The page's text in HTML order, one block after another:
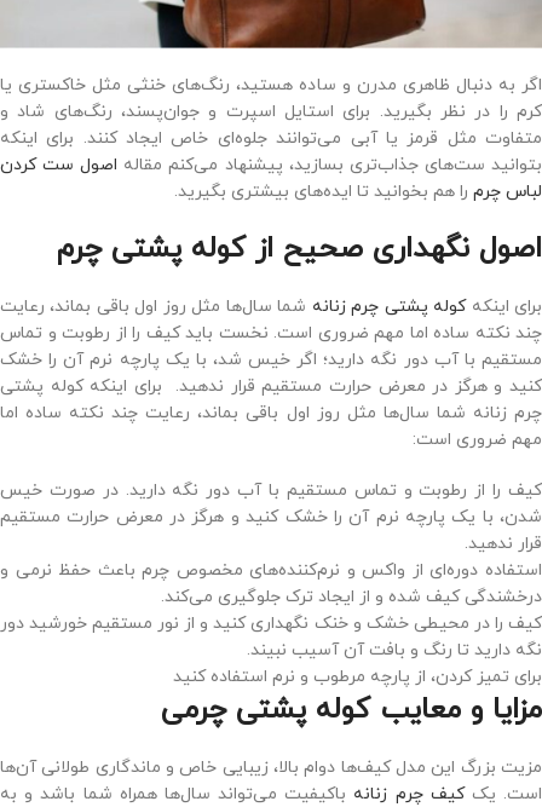
اگر به دنبال ظاهری مدرن و ساده هستید، رنگ‌های خنثی مثل خاکستری یا
کرم را در نظر بگیرید. برای استایل اسپرت و جوان‌پسند، رنگ‌های شاد و
متفاوت مثل قرمز یا آبی می‌توانند جلوه‌ای خاص ایجاد کنند. برای اینکه
بتوانید ست‌های جذاب‌تری بسازید، پیشنهاد می‌کنم مقاله اصول ست کردن
لباس چرم را هم بخوانید تا ایده‌های بیشتری بگیرید.
اصول نگهداری صحیح از کوله پشتی چرم
برای اینکهکوله پشتی چرم زنانه شما سال‌ها مثل روز اول باقی بماند، رعایت
چند نکته ساده اما مهم ضروری است. نخست باید کیف را از رطوبت و تماس
مستقیم با آب دور نگه دارید؛ اگر خیس شد، با یک پارچه نرم آن را خشک
کنید و هرگز در معرض حرارت مستقیم قرار ندهید. برای اینکه کوله پشتی
چرم زنانه شما سال‌ها مثل روز اول باقی بماند، رعایت چند نکته ساده اما
مهم ضروری است:
کیف را از رطوبت و تماس مستقیم با آب دور نگه دارید. در صورت خیس
شدن، با یک پارچه نرم آن را خشک کنید و هرگز در معرض حرارت مستقیم
قرار ندهید.
استفاده دوره‌ای از واکس و نرم‌کننده‌های مخصوص چرم باعث حفظ نرمی و
درخشندگی کیف شده و از ایجاد ترک جلوگیری می‌کند.
کیف را در محیطی خشک و خنک نگهداری کنید و از نور مستقیم خورشید دور
نگه دارید تا رنگ و بافت آن آسیب نبیند.
برای تمیز کردن، از پارچه مرطوب و نرم استفاده کنید
مزایا و معایب کوله پشتی چرمی
مزیت بزرگ این مدل کیف‌ها دوام بالا، زیبایی خاص و ماندگاری طولانی آن‌ها
است. یککیف چرم زنانه باکیفیت می‌تواند سال‌ها همراه شما باشد و به